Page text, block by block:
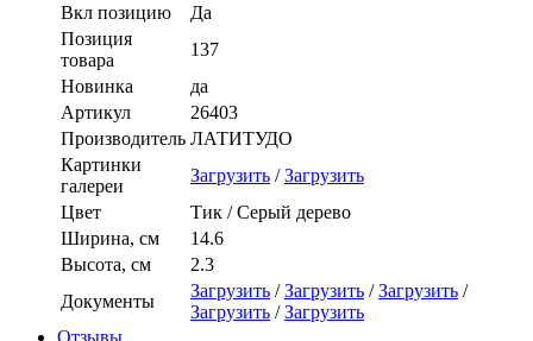
Вкл позицию
Да
Позиция
товара
137
Новинка
да
Артикул
26403
Производитель ЛАТИТУДО
Картинки
галереи
Загрузить /Загрузить
Цвет
Тик / Серый дерево
Ширина, см
14.6
Высота, см
2.3
Документы
Загрузить /Загрузить /Загрузить /
Загрузить /Загрузить
Отзывы